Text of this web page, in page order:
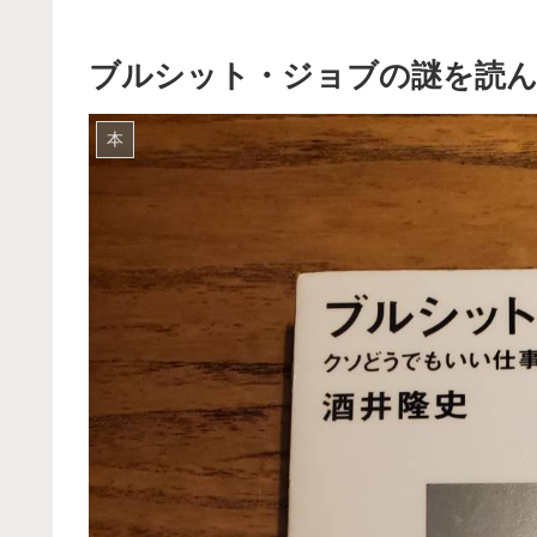
ブルシット・ジョブの謎を読
本